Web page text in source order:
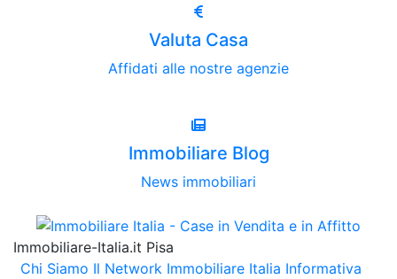
Valuta Casa
Affidati alle nostre agenzie
Immobiliare Blog
News immobiliari
Immobiliare-Italia.it Pisa
Chi Siamo Il Network Immobiliare Italia Informativa